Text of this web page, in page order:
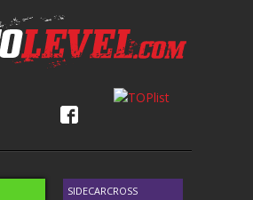
SIDECARCROSS